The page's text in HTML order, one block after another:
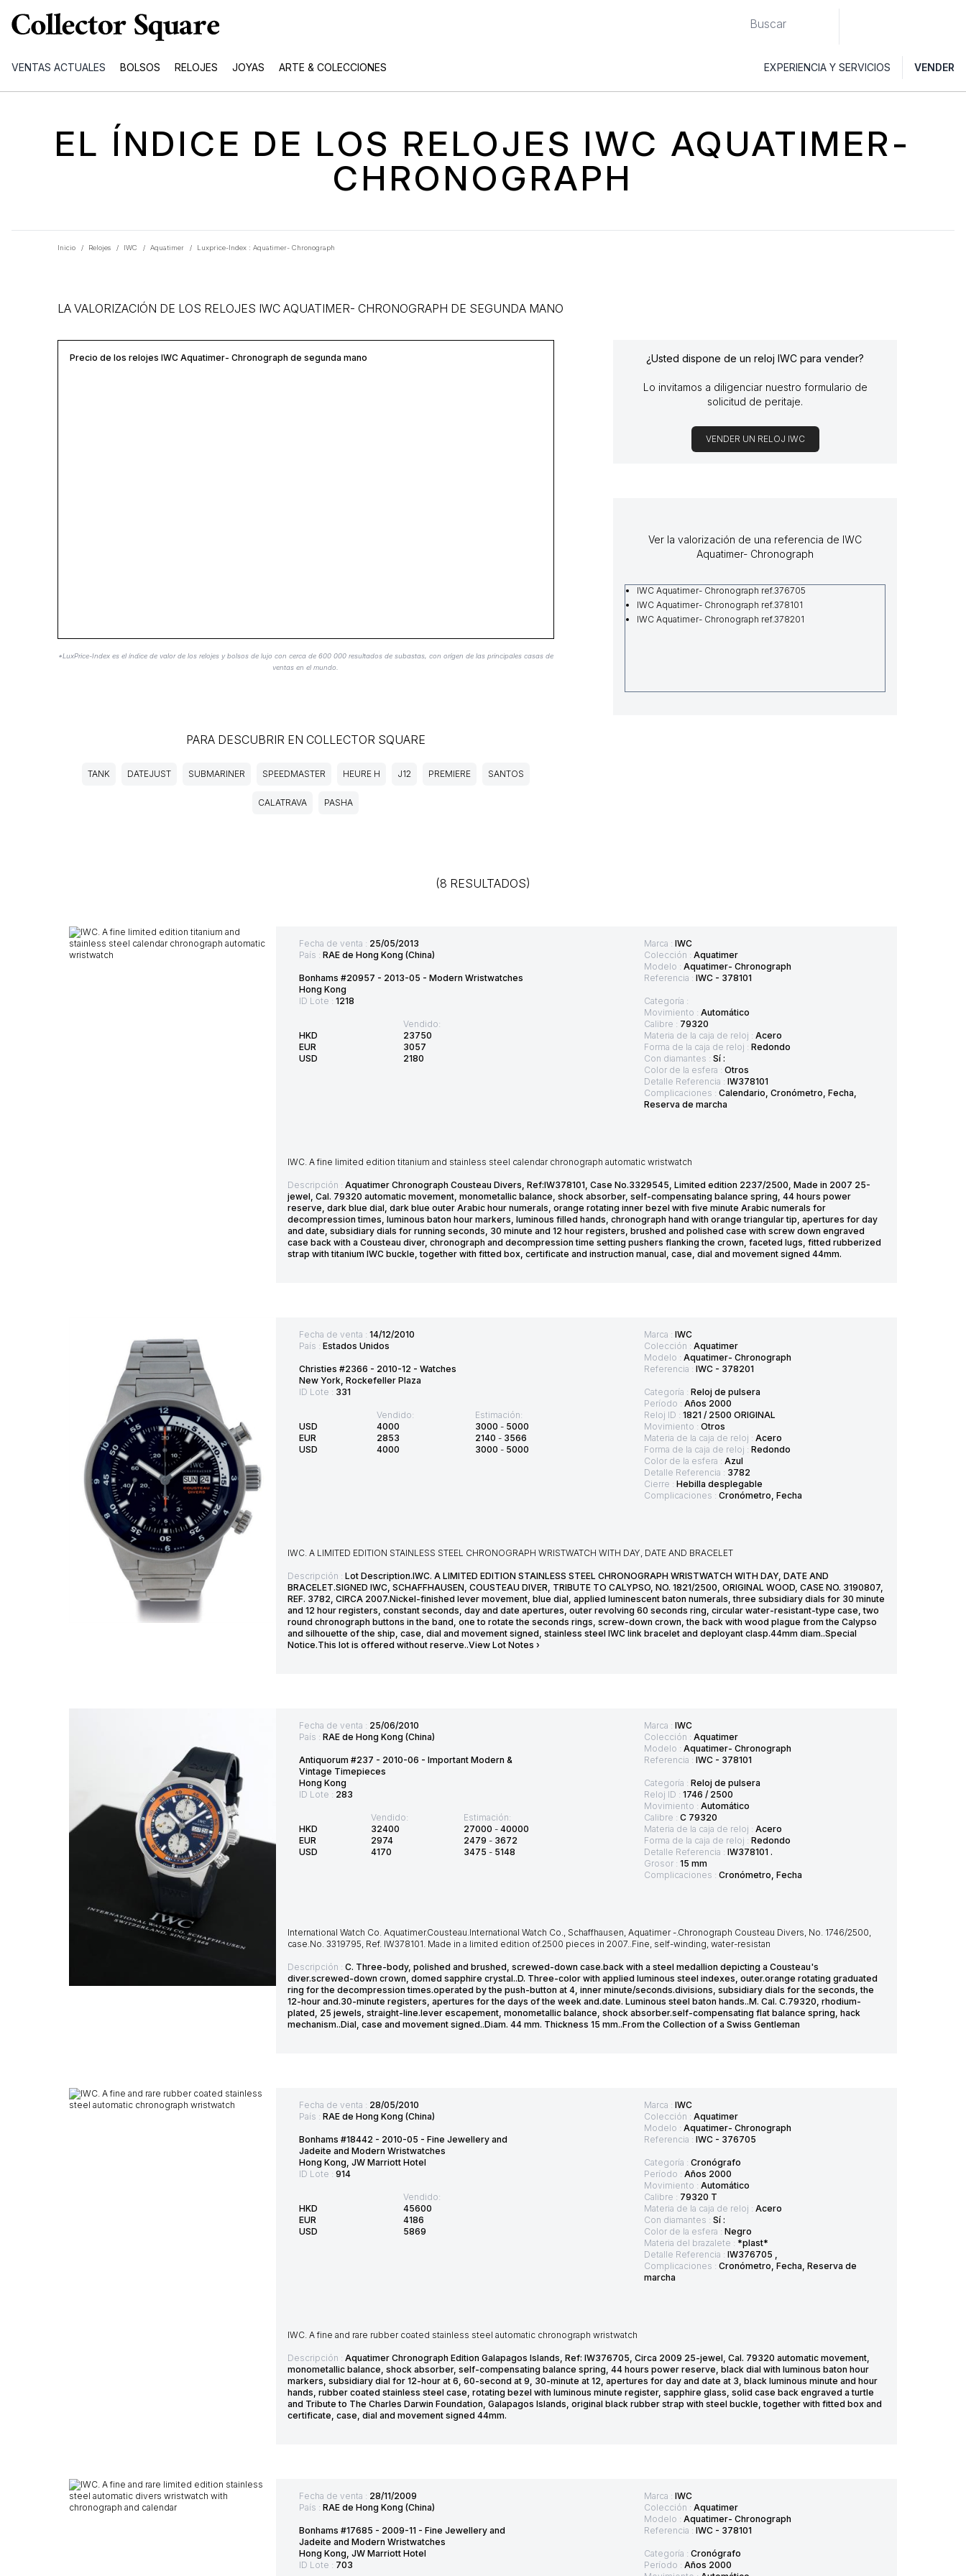
VENTAS ACTUALES BOLSOS RELOJES JOYAS ARTE & COLECCIONES EXPERIENCIA Y SERVICIOS VENDER
EL ÍNDICE DE LOS RELOJES IWC AQUATIMER-
CHRONOGRAPH
Inicio / Relojes / IWC / Aquatimer / Luxprice-Index : Aquatimer- Chronograph
LA VALORIZACIÓN DE LOS RELOJES IWC AQUATIMER- CHRONOGRAPH DE SEGUNDA MANO
Precio de los relojes IWC Aquatimer- Chronograph de segunda mano
*LuxPrice-Index es el índice de valor de los relojes y bolsos de lujo con cerca de 600 000 resultados de subastas, con orígen de las principales casas de
ventas en el mundo.
PARA DESCUBRIR EN COLLECTOR SQUARE
TANK DATEJUST SUBMARINER SPEEDMASTER HEURE H J12 PREMIERE SANTOS
CALATRAVA PASHA
Ver la valorización de una referencia de IWC
Aquatimer- Chronograph
IWC Aquatimer- Chronograph ref.376705
IWC Aquatimer- Chronograph ref.378101
IWC Aquatimer- Chronograph ref.378201
¿Usted dispone de un reloj IWC para vender?
Lo invitamos a diligenciar nuestro formulario de
solicitud de peritaje.
VENDER UN RELOJ IWC
(8 RESULTADOS)
Fecha de venta : 25/05/2013
País : RAE de Hong Kong (China)
Bonhams #20957 - 2013-05 - Modern Wristwatches
Hong Kong
ID Lote : 1218
HKD
EUR
USD
Vendido:
23750
3057
2180
Marca : IWC
Colección : Aquatimer
Modelo : Aquatimer- Chronograph
Referencia : IWC - 378101
Categoría :
Movimiento : Automático
Calibre : 79320
Materia de la caja de reloj : Acero
Forma de la caja de reloj : Redondo
Con diamantes : Sí :
Color de la esfera : Otros
Detalle Referencia : IW378101
Complicaciones : Calendario, Cronómetro, Fecha,
Reserva de marcha
IWC. A fine limited edition titanium and stainless steel calendar chronograph automatic wristwatch
Descripción : Aquatimer Chronograph Cousteau Divers, Ref:IW378101, Case No.3329545, Limited edition 2237/2500, Made in 2007 25-
jewel, Cal. 79320 automatic movement, monometallic balance, shock absorber, self-compensating balance spring, 44 hours power
reserve, dark blue dial, dark blue outer Arabic hour numerals, orange rotating inner bezel with five minute Arabic numerals for
decompression times, luminous baton hour markers, luminous filled hands, chronograph hand with orange triangular tip, apertures for day
and date, subsidiary dials for running seconds, 30 minute and 12 hour registers, brushed and polished case with screw down engraved
case back with a Cousteau diver, chronograph and decompression time setting pushers flanking the crown, faceted lugs, fitted rubberized
strap with titanium IWC buckle, together with fitted box, certificate and instruction manual, case, dial and movement signed 44mm.
Fecha de venta : 14/12/2010
País : Estados Unidos
Christies #2366 - 2010-12 - Watches
New York, Rockefeller Plaza
ID Lote : 331
USD
EUR
USD
Vendido:
4000
2853
4000
Estimación:
3000 - 5000
2140 - 3566
3000 - 5000
Marca : IWC
Colección : Aquatimer
Modelo : Aquatimer- Chronograph
Referencia : IWC - 378201
Categoría : Reloj de pulsera
Período : Años 2000
Reloj ID : 1821 / 2500 ORIGINAL
Movimiento : Otros
Materia de la caja de reloj : Acero
Forma de la caja de reloj : Redondo
Color de la esfera : Azul
Detalle Referencia : 3782
Cierre : Hebilla desplegable
Complicaciones : Cronómetro, Fecha
IWC. A LIMITED EDITION STAINLESS STEEL CHRONOGRAPH WRISTWATCH WITH DAY, DATE AND BRACELET
Descripción : Lot Description.IWC. A LIMITED EDITION STAINLESS STEEL CHRONOGRAPH WRISTWATCH WITH DAY, DATE AND
BRACELET.SIGNED IWC, SCHAFFHAUSEN, COUSTEAU DIVER, TRIBUTE TO CALYPSO, NO. 1821/2500, ORIGINAL WOOD, CASE NO. 3190807,
REF. 3782, CIRCA 2007.Nickel-finished lever movement, blue dial, applied luminescent baton numerals, three subsidiary dials for 30 minute
and 12 hour registers, constant seconds, day and date apertures, outer revolving 60 seconds ring, circular water-resistant-type case, two
round chronograph buttons in the band, one to rotate the seconds rings, screw-down crown, the back with wood plague from the Calypso
and silhouette of the ship, case, dial and movement signed, stainless steel IWC link bracelet and deployant clasp.44mm diam..Special
Notice.This lot is offered without reserve..View Lot Notes ›
Fecha de venta : 25/06/2010
País : RAE de Hong Kong (China)
Antiquorum #237 - 2010-06 - Important Modern &
Vintage Timepieces
Hong Kong
ID Lote : 283
HKD
EUR
USD
Vendido:
32400
2974
4170
Estimación:
27000 - 40000
2479 - 3672
3475 - 5148
Marca : IWC
Colección : Aquatimer
Modelo : Aquatimer- Chronograph
Referencia : IWC - 378101
Categoría : Reloj de pulsera
Reloj ID : 1746 / 2500
Movimiento : Automático
Calibre : C 79320
Materia de la caja de reloj : Acero
Forma de la caja de reloj : Redondo
Detalle Referencia : IW378101 .
Grosor : 15 mm
Complicaciones : Cronómetro, Fecha
International Watch Co. Aquatimer.Cousteau.International Watch Co., Schaffhausen, Aquatimer -.Chronograph Cousteau Divers, No. 1746/2500,
case.No. 3319795, Ref. IW378101. Made in a limited edition of.2500 pieces in 2007..Fine, self-winding, water-resistan
Descripción : C. Three-body, polished and brushed, screwed-down case.back with a steel medallion depicting a Cousteau's
diver.screwed-down crown, domed sapphire crystal..D. Three-color with applied luminous steel indexes, outer.orange rotating graduated
ring for the decompression times.operated by the push-button at 4, inner minute/seconds.divisions, subsidiary dials for the seconds, the
12-hour and.30-minute registers, apertures for the days of the week and.date. Luminous steel baton hands..M. Cal. C.79320, rhodium-
plated, 25 jewels, straight-line.lever escapement, monometallic balance, shock absorber.self-compensating flat balance spring, hack
mechanism..Dial, case and movement signed..Diam. 44 mm. Thickness 15 mm..From the Collection of a Swiss Gentleman
Fecha de venta : 28/05/2010
País : RAE de Hong Kong (China)
Bonhams #18442 - 2010-05 - Fine Jewellery and
Jadeite and Modern Wristwatches
Hong Kong, JW Marriott Hotel
ID Lote : 914
HKD
EUR
USD
Vendido:
45600
4186
5869
Marca : IWC
Colección : Aquatimer
Modelo : Aquatimer- Chronograph
Referencia : IWC - 376705
Categoría : Cronógrafo
Período : Años 2000
Movimiento : Automático
Calibre : 79320 T
Materia de la caja de reloj : Acero
Con diamantes : Sí :
Color de la esfera : Negro
Materia del brazalete : *plast*
Detalle Referencia : IW376705 ,
Complicaciones : Cronómetro, Fecha, Reserva de
marcha
IWC. A fine and rare rubber coated stainless steel automatic chronograph wristwatch
Descripción : Aquatimer Chronograph Edition Galapagos Islands, Ref: IW376705, Circa 2009 25-jewel, Cal. 79320 automatic movement,
monometallic balance, shock absorber, self-compensating balance spring, 44 hours power reserve, black dial with luminous baton hour
markers, subsidiary dial for 12-hour at 6, 60-second at 9, 30-minute at 12, apertures for day and date at 3, black luminous minute and hour
hands, rubber coated stainless steel case, rotating bezel with luminous minute register, sapphire glass, solid case back engraved a turtle
and Tribute to The Charles Darwin Foundation, Galapagos Islands, original black rubber strap with steel buckle, together with fitted box and
certificate, case, dial and movement signed 44mm.
Fecha de venta : 28/11/2009
País : RAE de Hong Kong (China)
Bonhams #17685 - 2009-11 - Fine Jewellery and
Jadeite and Modern Wristwatches
Hong Kong, JW Marriott Hotel
ID Lote : 703
Marca : IWC
Colección : Aquatimer
Modelo : Aquatimer- Chronograph
Referencia : IWC - 378101
Categoría : Cronógrafo
Período : Años 2000